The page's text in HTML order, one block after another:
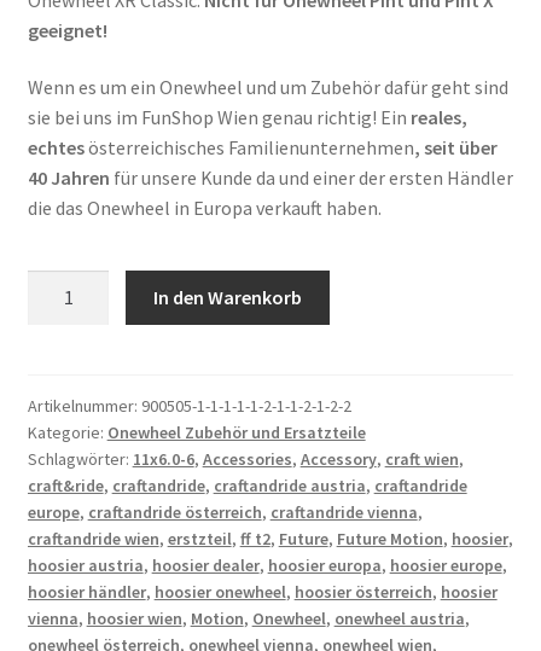
geeignet!
Wenn es um ein Onewheel und um Zubehör dafür geht sind
sie bei uns im FunShop Wien genau richtig! Ein reales,
echtesösterreichisches Familienunternehmen, seit über
40 Jahren für unsere Kunde da und einer der ersten Händler
die das Onewheel in Europa verkauft haben.
EB1
Treaded
Tire
für
Onewheel
Menge
In den Warenkorb
Artikelnummer: 900505-1-1-1-1-1-2-1-1-2-1-2-2
Kategorie: Onewheel Zubehör und Ersatzteile
Schlagwörter: 11x6.0-6, Accessories, Accessory, craft wien,
craft&ride, craftandride, craftandride austria, craftandride
europe, craftandride österreich, craftandride vienna,
craftandride wien, erstzteil, ff t2, Future, Future Motion, hoosier,
hoosier austria, hoosier dealer, hoosier europa, hoosier europe,
hoosier händler, hoosier onewheel, hoosier österreich, hoosier
vienna, hoosier wien, Motion, Onewheel, onewheel austria,
onewheel österreich, onewheel vienna, onewheel wien,